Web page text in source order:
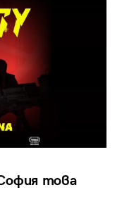
това